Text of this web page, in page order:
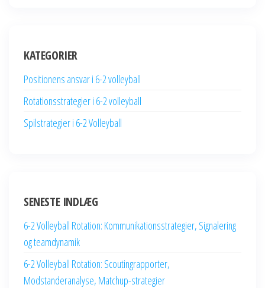
KATEGORIER
Positionens ansvar i 6-2 volleyball
Rotationsstrategier i 6-2 volleyball
Spilstrategier i 6-2 Volleyball
SENESTE INDLÆG
6-2 Volleyball Rotation: Kommunikationsstrategier, Signalering
og teamdynamik
6-2 Volleyball Rotation: Scoutingrapporter,
Modstanderanalyse, Matchup-strategier